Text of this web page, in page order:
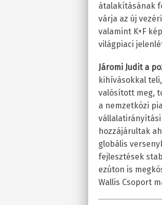
átalakításának
várja az új
valamint K+F
világpiaci
Járomi Judit a
kihívásokkal
valósított meg,
a nemzetközi
hozzájárultak
globális
fejlesztések
ezúton is
Wallis Csoport